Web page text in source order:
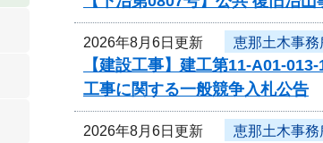
2026年8月6日更新 恵那土木事務
【建設工事】建工第11-A01-
工事に関する一般競争入札公告
2026年8月6日更新 恵那土木事務